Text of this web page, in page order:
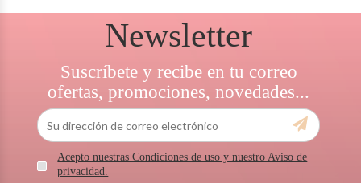
Newsletter
Suscríbete y recibe en tu correo
ofertas, promociones, novedades...
Acepto nuestras Condiciones de uso y nuestro Aviso de
privacidad.